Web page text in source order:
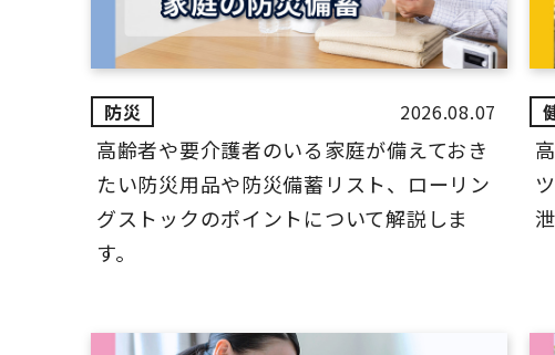
2026.08.07
高齢者や要介護者のいる家庭が備えておき
たい防災用品や防災備蓄リスト、ローリン
グストックのポイントについて解説しま
す。